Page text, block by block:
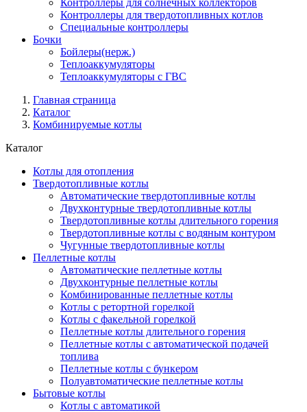
Контроллеры для солнечных коллекторов
Контроллеры для твердотопливных котлов
Специальные контроллеры
Бочки
Бойлеры(нерж.)
Теплоаккумуляторы
Теплоаккумуляторы с ГВС
Главная страница
Каталог
Комбинируемые котлы
Каталог
Котлы для отопления
Твердотопливные котлы
Автоматические твердотопливные котлы
Двухконтурные твердотопливные котлы
Твердотопливные котлы длительного горения
Твердотопливные котлы с водяным контуром
Чугунные твердотопливные котлы
Пеллетные котлы
Автоматические пеллетные котлы
Двухконтурные пеллетные котлы
Комбинированные пеллетные котлы
Котлы с ретортной горелкой
Котлы с факельной горелкой
Пеллетные котлы длительного горения
Пеллетные котлы с автоматической подачей
топлива
Пеллетные котлы с бункером
Полуавтоматические пеллетные котлы
Бытовые котлы
Котлы с автоматикой